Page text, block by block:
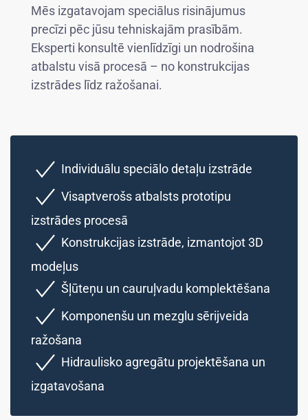
Mēs izgatavojam speciālus risinājumus
precīzi pēc jūsu tehniskajām prasībām.
Eksperti konsultē vienlīdzīgi un nodrošina
atbalstu visā procesā – no konstrukcijas
izstrādes līdz ražošanai.
Individuālu speciālo detaļu izstrāde
Visaptverošs atbalsts prototipu
izstrādes procesā
Konstrukcijas izstrāde, izmantojot 3D
modeļus
Šļūteņu un cauruļvadu komplektēšana
Komponenšu un mezglu sērijveida
ražošana
Hidraulisko agregātu projektēšana un
izgatavošana